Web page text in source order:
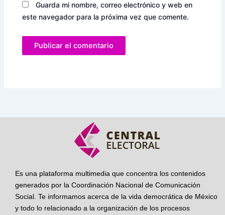
Guarda mi nombre, correo electrónico y web en
este navegador para la próxima vez que comente.
Es una plataforma multimedia que concentra los contenidos
generados por la Coordinación Nacional de Comunicación
Social. Te informamos acerca de la vida democrática de México
y todo lo relacionado a la organización de los procesos